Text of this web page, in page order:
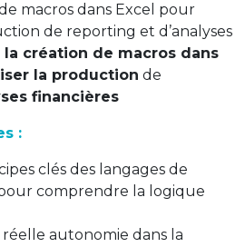
macros dans Excel pour
de reporting et d’analyses
la création de macros dans
la production de
financières
:
clés des langages de
comprendre la logique
autonomie dans la